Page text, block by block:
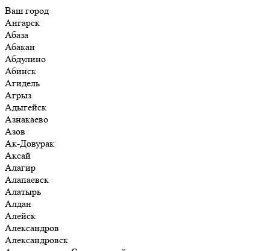
Ваш город
Ангарск
Абаза
Абакан
Абдулино
Абинск
Агидель
Агрыз
Адыгейск
Азнакаево
Азов
Ак-Довурак
Аксай
Алагир
Алапаевск
Алатырь
Алдан
Алейск
Александров
Александровск